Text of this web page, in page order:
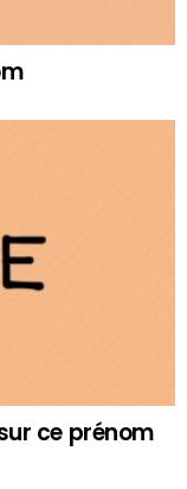
ce prénom